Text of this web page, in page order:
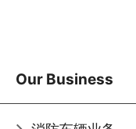
Our Business